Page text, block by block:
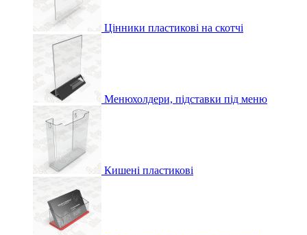
Цінники пластикові на скотчі
Менюхолдери, підставки під меню
Кишені пластикові